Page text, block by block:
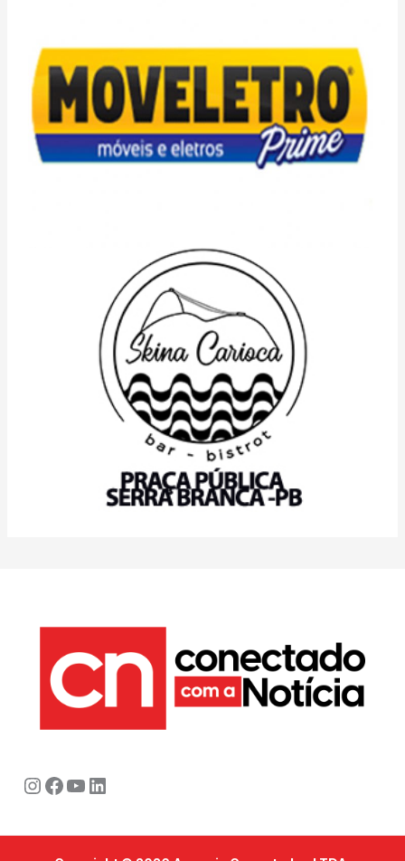
Instagram
Facebook
Youtube
LinkedIn